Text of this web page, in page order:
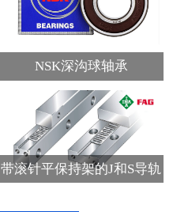
NSK深沟球轴承
带滚针平保持架的J和S导轨